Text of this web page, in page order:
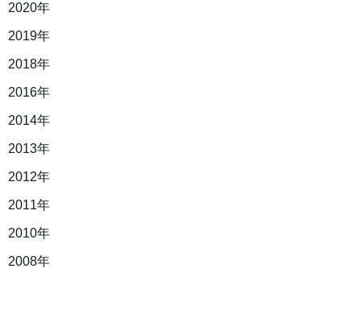
2020年
2019年
2018年
2016年
2014年
2013年
2012年
2011年
2010年
2008年